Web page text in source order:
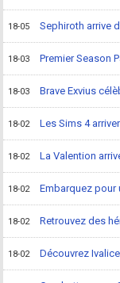
18-05 Sephiroth arrive
18-03 Premier Season
18-03 Brave Exvius
18-02 Les Sims 4
18-02 La Valention
18-02 Embarquez pour
18-02 Retrouvez des
18-02 Découvrez